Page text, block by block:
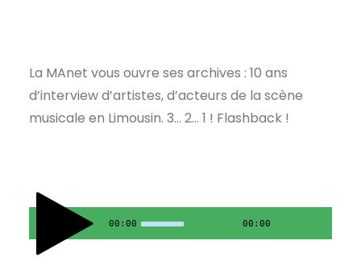
La MAnet vous ouvre ses archives : 10 ans
d’interview d’artistes, d’acteurs de la scène
musicale en Limousin. 3… 2… 1 ! Flashback !
00:00 00:00